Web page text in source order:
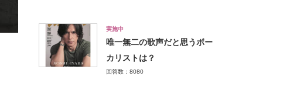
実施中
唯一無二の歌声だと思うボー
カリストは？
回答数：8080